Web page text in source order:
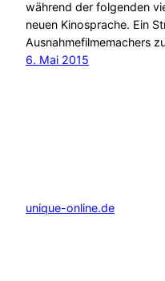
während der folgenden
neuen Kinosprache. Ein
Ausnahmefilmemachers
6. Mai 2015
unique-online.de